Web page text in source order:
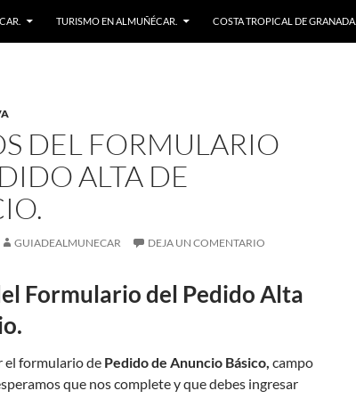
TURISMO EN ALMUÑÉCAR. COSTA TROPICAL DE GRANADA.
DEL FORMULARIO
ALTA DE
GUIADEALMUNECAR DEJA UN COMENTARIO
Formulario del Pedido Alta
el formulario de Pedido de Anuncio Básico, campo
que nos complete y que debes ingresar